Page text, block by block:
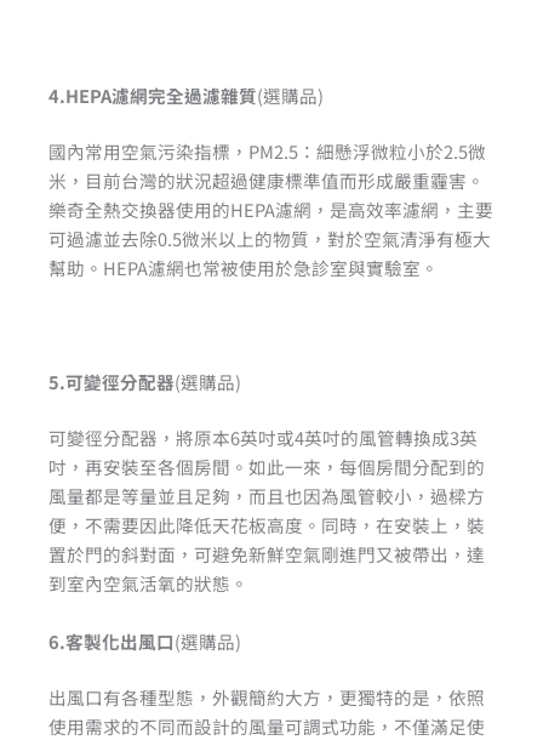
4.HEPA濾網完全過濾雜質(選購品)
國內常用空氣污染指標，PM2.5：細懸浮微粒小於2.5微
米，目前台灣的狀況超過健康標準值而形成嚴重霾害。
樂奇全熱交換器使用的HEPA濾網，是高效率濾網，主要
可過濾並去除0.5微米以上的物質，對於空氣清淨有極大
幫助。HEPA濾網也常被使用於急診室與實驗室。
5.可變徑分配器(選購品)
可變徑分配器，將原本6英吋或4英吋的風管轉換成3英
吋，再安裝至各個房間。如此一來，每個房間分配到的
風量都是等量並且足夠，而且也因為風管較小，過樑方
便，不需要因此降低天花板高度。同時，在安裝上，裝
置於門的斜對面，可避免新鮮空氣剛進門又被帶出，達
到室內空氣活氧的狀態。
6.客製化出風口(選購品)
出風口有各種型態，外觀簡約大方，更獨特的是，依照
使用需求的不同而設計的風量可調式功能，不僅滿足使